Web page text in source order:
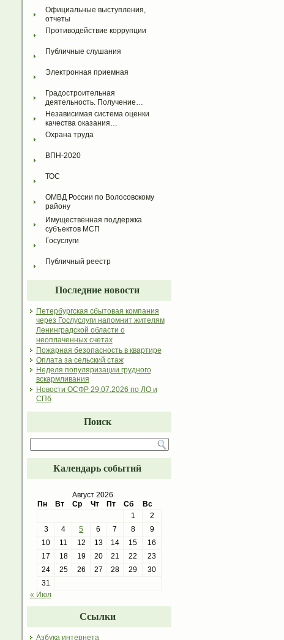
Официальные выступления,
отчеты
Противодействие коррупции
Публичные слушания
Электронная приемная
Градостроительная
деятельность. Получение…
Независимая система оценки
качества оказания…
Охрана труда
ВПН-2020
ТОС
ОМВД России по Волосовскому
району
Имущественная поддержка
субъектов МСП
Госуслуги
Публичный реестр
Последние новости
Петербургская сбытовая компания
через Гослуслуги напомнит жителям
Ленинградской области о
неоплаченных счетах
Пожарная безопасность в квартире
Оплата за сельский стаж
Неделя популяризации грудного
вскармливания
Новости ОСФР 29.07.2026 по ЛО и
СПб
Поиск
Календарь событий
Август 2026
Пн
Вт Ср Чт Пт Сб
Вс
1
2
3
4 5 6 7 8
9
10
11 12 13 14 15
16
17
18 19 20 21 22
23
24
25 26 27 28 29
30
31
« Июл
Ссылки
Азбука интернета